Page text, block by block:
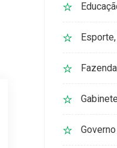
Fazenda
Gabinete
Governo